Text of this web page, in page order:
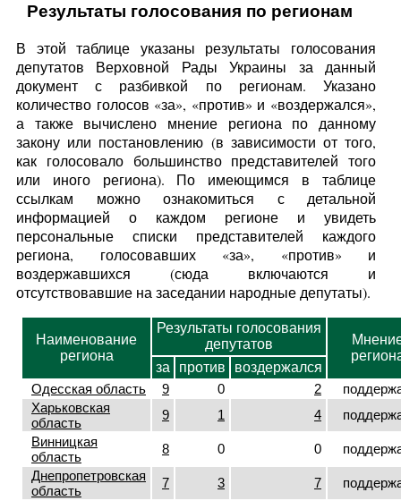
Результаты голосования по регионам
В этой таблице указаны результаты голосования
депутатов Верховной Рады Украины за данный
документ с разбивкой по регионам. Указано
количество голосов «за», «против» и «воздержался»,
а также вычислено мнение региона по данному
закону или постановлению (в зависимости от того,
как голосовало большинство представителей того
или иного региона). По имеющимся в таблице
ссылкам можно ознакомиться с детальной
информацией о каждом регионе и увидеть
персональные списки представителей каждого
региона, голосовавших «за», «против» и
воздержавшихся (сюда включаются и
отсутствовавшие на заседании народные депутаты).
Наименование
региона
Результаты голосования
депутатов
за против
воздержался
Одесская область
9 0 2
Харьковская
область
9 1 4
Винницкая
область
8 0 0
Днепропетровская
область
7 3 7